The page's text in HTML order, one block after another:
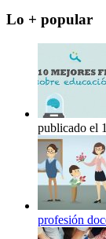
Lo + popular
publicado el
profesión